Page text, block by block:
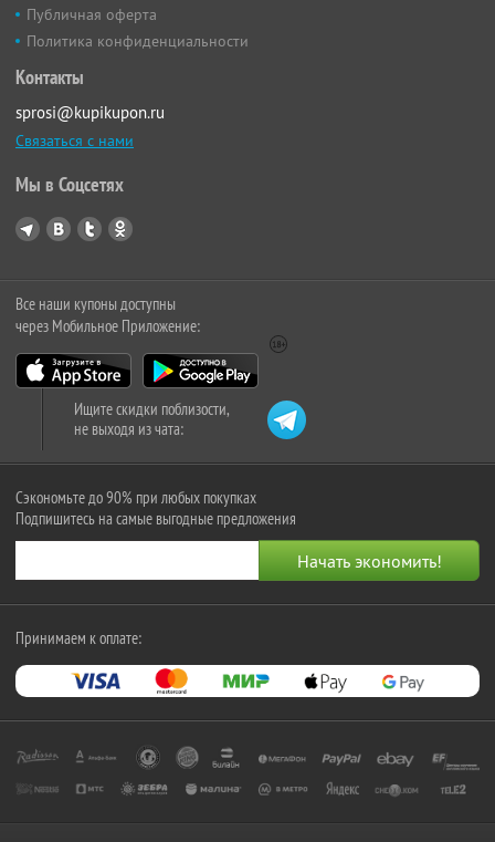
Публичная оферта
Политика конфиденциальности
Контакты
sprosi@kupikupon.ru
Связаться с нами
Мы в Соцсетях
Все наши купоны доступны
через Мобильное Приложение:
Ищите скидки поблизости,
не выходя из чата:
Сэкономьте до 90% при любых покупках
Подпишитесь на самые выгодные предложения
Принимаем к оплате: